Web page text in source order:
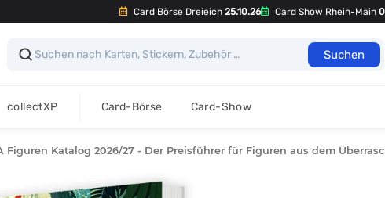
Card Börse Dreieich 25.10.26 Card Show Rhein-Main
Suchen
collectXP Card-Börse Card-Show
Figuren Katalog 2026/27 - Der Preisführer für Figuren aus dem